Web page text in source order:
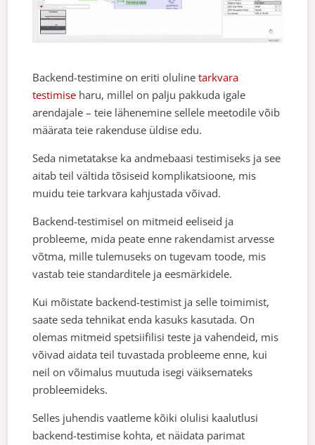
Backend-testimine on eriti olulinetarkvara
testimise haru, millel on palju pakkuda igale
arendajale – teie lähenemine sellele meetodile võib
määrata teie rakenduse üldise edu.
Seda nimetatakse ka andmebaasi testimiseks ja see
aitab teil vältida tõsiseid komplikatsioone, mis
muidu teie tarkvara kahjustada võivad.
Backend-testimisel on mitmeid eeliseid ja
probleeme, mida peate enne rakendamist arvesse
võtma, mille tulemuseks on tugevam toode, mis
vastab teie standarditele ja eesmärkidele.
Kui mõistate backend-testimist ja selle toimimist,
saate seda tehnikat enda kasuks kasutada. On
olemas mitmeid spetsiifilisi teste ja vahendeid, mis
võivad aidata teil tuvastada probleeme enne, kui
neil on võimalus muutuda isegi väiksemateks
probleemideks.
Selles juhendis vaatleme kõiki olulisi kaalutlusi
backend-testimise kohta, et näidata parimat